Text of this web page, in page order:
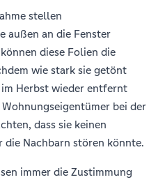
stellen
außen an die Fenster
diese Folien die
wie stark sie getönt
Herbst wieder entfernt
bei der
dass sie keinen
die Nachbarn stören könnte.
immer die Zustimmung